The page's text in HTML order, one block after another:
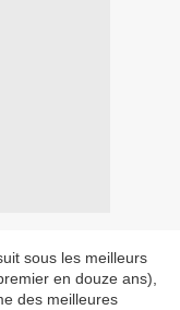
sous les meilleurs
en douze ans),
des meilleures